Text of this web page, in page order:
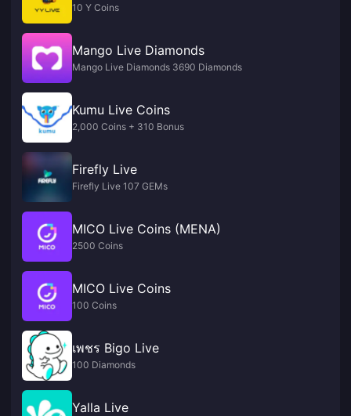
10 Y Coins
Mango Live Diamonds
Mango Live Diamonds 3690 Diamonds
Kumu Live Coins
2,000 Coins + 310 Bonus
Firefly Live
Firefly Live 107 GEMs
MICO Live Coins (MENA)
2500 Coins
MICO Live Coins
100 Coins
เพชร Bigo Live
100 Diamonds
Yalla Live